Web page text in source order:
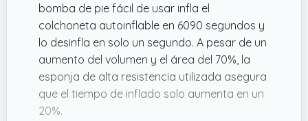
bomba de pie fácil de usar infla el
colchoneta autoinflable en 6090 segundos y
lo desinfla en solo un segundo. A pesar de un
aumento del volumen y el área del 70%, la
esponja de alta resistencia utilizada asegura
que el tiempo de inflado solo aumenta en un
20%.